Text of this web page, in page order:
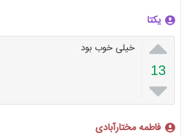
یکتا

13

خیلی خوب بود
فاطمه مختارآبادی